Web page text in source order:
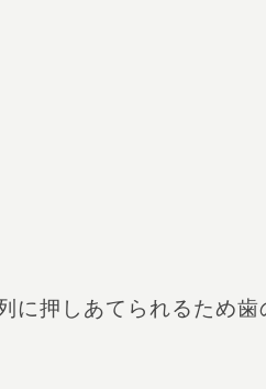
に押しあてられるため歯